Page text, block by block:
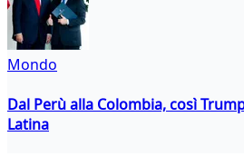
Mondo
Dal Perù alla Colombia, così
Latina